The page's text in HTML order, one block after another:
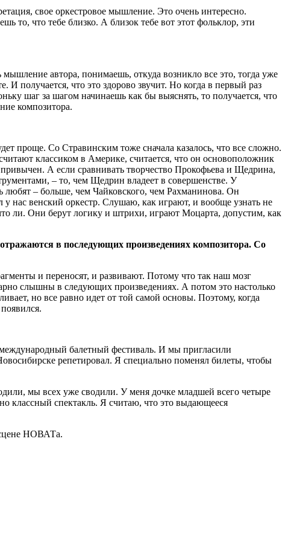
свое оркестровое мышление. Это очень интересно.
то, что тебе близко. А близок тебе вот этот фольклор, эти
автора, понимаешь, откуда возникло все это, тогда уже
И получается, что это здорово звучит. Но когда в первый раз
шаг за шагом начинаешь как бы выяснять, то получается, что
композитора.
проще. Со Стравинским тоже сначала казалось, что все сложно.
классиком в Америке, считается, что он основоположник
А если сравнивать творчество Прокофьева и Щедрина,
‒ то, чем Щедрин владеет в совершенстве. У
любят ‒ больше, чем Чайковского, чем Рахманинова. Он
нас венский оркестр. Слушаю, как играют, и вообще узнать не
ли. Они берут логику и штрихи, играют Моцарта, допустим, как
в последующих произведениях композитора. Со
и переносят, и развивают. Потому что так наш мозг
слышны в следующих произведениях. А потом это настолько
но все равно идет от той самой основы. Поэтому, когда
балетный фестиваль. И мы пригласили
репетировал. Я специально поменял билеты, чтобы
мы всех уже сводили. У меня дочке младшей всего четыре
классный спектакль. Я считаю, что это выдающееся
НОВАТа.